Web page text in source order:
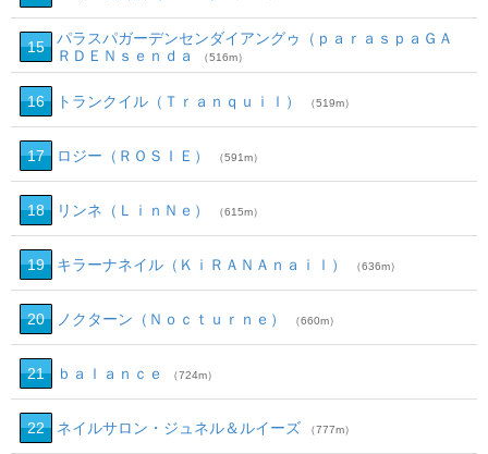
15
パラスパガーデンセンダイアングゥ（ｐａｒａｓｐａＧＡ
ＲＤＥＮｓｅｎｄａ
（516m）
16 トランクイル（Ｔｒａｎｑｕｉｌ） （519m）
17 ロジー（ＲＯＳＩＥ） （591m）
18 リンネ（ＬｉｎＮｅ） （615m）
19 キラーナネイル（ＫｉＲＡＮＡｎａｉｌ） （636m）
20 ノクターン（Ｎｏｃｔｕｒｎｅ） （660m）
21 ｂａｌａｎｃｅ （724m）
22 ネイルサロン・ジュネル＆ルイーズ （777m）